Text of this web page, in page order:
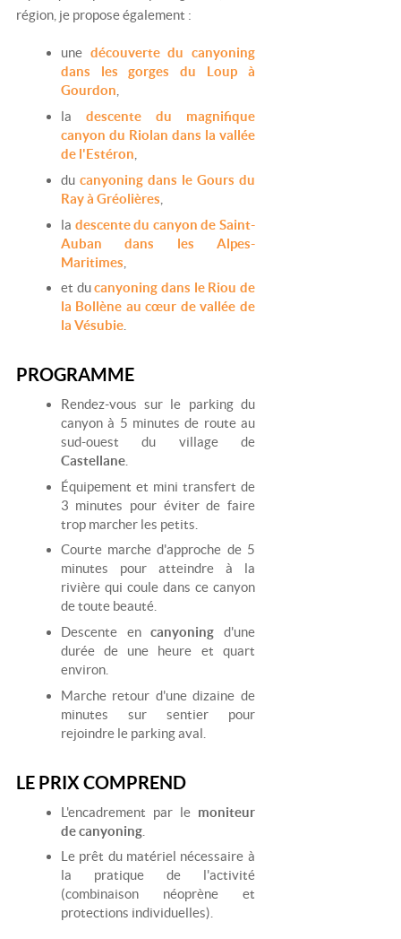
région, je propose également :
une découverte du canyoning
dans les gorges du Loup à
Gourdon
la descente du magnifique
canyon du Riolan dans la vallée
de l'Estéron
du canyoning dans le Gours du
Ray à Gréolières
la descente du canyon de Saint-
Auban dans les Alpes-
Maritimes
et ducanyoning dans le Riou de
la Bollène au cœur de vallée de
la Vésubie.
PROGRAMME
Rendez-vous sur le parking du
canyon à 5 minutes de route au
sud-ouest du village de
Castellane.
Équipement et mini transfert de
3 minutes pour éviter de faire
trop marcher les petits.
Courte marche d'approche de 5
minutes pour atteindre à la
rivière qui coule dans ce canyon
de toute beauté.
Descente encanyoning d'une
durée de une heure et quart
environ.
Marche retour d'une dizaine de
minutes sur sentier pour
rejoindre le parking aval.
LE PRIX COMPREND
L'encadrement par le moniteur
de canyoning.
Le prêt du matériel nécessaire à
la pratique de l'activité
(combinaison néoprène et
protections individuelles).